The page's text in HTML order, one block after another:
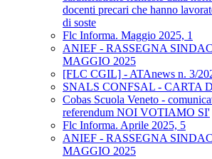
docenti precari che hanno
di soste
Flc Informa. Maggio 2025, 1
ANIEF - RASSEGNA
MAGGIO 2025
[FLC CGIL] - ATAnews n. 3/
SNALS CONFSAL - CARTA
Cobas Scuola Veneto -
referendum NOI VOTIAMO SI'
Flc Informa. Aprile 2025, 5
ANIEF - RASSEGNA
MAGGIO 2025